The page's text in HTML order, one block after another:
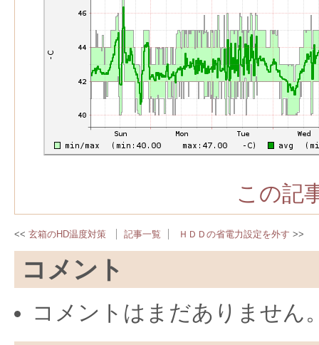
この記
玄箱のHD温度対策 記事一覧 ＨＤＤの省電力設定を外す
コメント
コメントはまだありません